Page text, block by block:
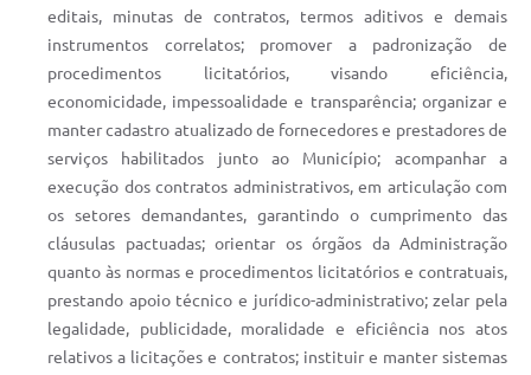
editais, minutas de contratos, termos aditivos e demais
instrumentos correlatos; promover a padronização de
procedimentos licitatórios, visando eficiência,
economicidade, impessoalidade e transparência; organizar e
manter cadastro atualizado de fornecedores e prestadores de
serviços habilitados junto ao Município; acompanhar a
execução dos contratos administrativos, em articulação com
os setores demandantes, garantindo o cumprimento das
cláusulas pactuadas; orientar os órgãos da Administração
quanto às normas e procedimentos licitatórios e contratuais,
prestando apoio técnico e jurídico-administrativo; zelar pela
legalidade, publicidade, moralidade e eficiência nos atos
relativos a licitações e contratos; instituir e manter sistemas